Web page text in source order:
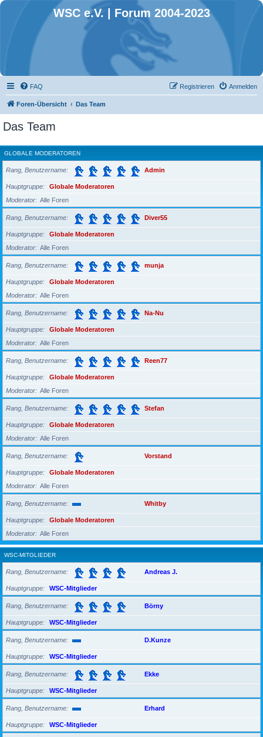
WSC e.V. | Forum 2004-2023
FAQ Anmelden
Registrieren
Foren-Übersicht Das Team
Das Team
GLOBALE MODERATOREN
Rang, Benutzername Admin
Hauptgruppe
Globale Moderatoren
Moderator
Alle Foren
Rang, Benutzername Diver55
Hauptgruppe
Globale Moderatoren
Moderator
Alle Foren
Rang, Benutzername munja
Hauptgruppe
Globale Moderatoren
Moderator
Alle Foren
Rang, Benutzername Na-Nu
Hauptgruppe
Globale Moderatoren
Moderator
Alle Foren
Rang, Benutzername Reen77
Hauptgruppe
Globale Moderatoren
Moderator
Alle Foren
Rang, Benutzername Stefan
Hauptgruppe
Globale Moderatoren
Moderator
Alle Foren
Rang, Benutzername Vorstand
Hauptgruppe
Globale Moderatoren
Moderator
Alle Foren
Rang, Benutzername Whitby
Hauptgruppe
Globale Moderatoren
Moderator
Alle Foren
WSC-MITGLIEDER
Rang, Benutzername Andreas J.
Hauptgruppe WSC-Mitglieder
Rang, Benutzername Börny
Hauptgruppe WSC-Mitglieder
Rang, Benutzername D.Kunze
Hauptgruppe WSC-Mitglieder
Rang, Benutzername Ekke
Hauptgruppe WSC-Mitglieder
Rang, Benutzername Erhard
Hauptgruppe WSC-Mitglieder